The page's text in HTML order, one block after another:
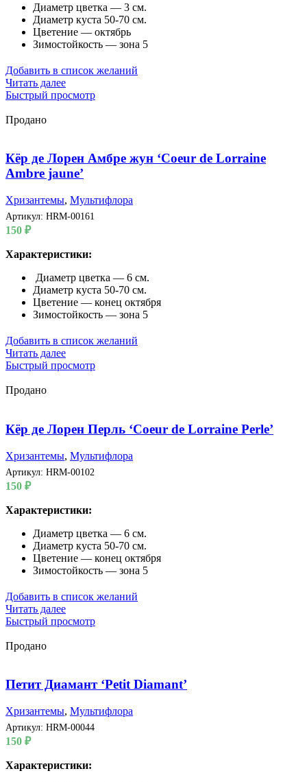
Диаметр цветка — 3 см.
Диаметр куста 50-70 см.
Цветение — октябрь
Зимостойкость — зона 5
Добавить в список желаний
Читать далее
Быстрый просмотр
Продано
Кёр де Лорен Амбре жун ‘Coeur de Lorraine
Ambre jaune’
Хризантемы, Мультифлора
Артикул: HRM-00161
150 ₽
Характеристики:
Диаметр цветка — 6 см.
Диаметр куста 50-70 см.
Цветение — конец октября
Зимостойкость — зона 5
Добавить в список желаний
Читать далее
Быстрый просмотр
Продано
Кёр де Лорен Перль ‘Coeur de Lorraine Perle’
Хризантемы, Мультифлора
Артикул: HRM-00102
150 ₽
Характеристики:
Диаметр цветка — 6 см.
Диаметр куста 50-70 см.
Цветение — конец октября
Зимостойкость — зона 5
Добавить в список желаний
Читать далее
Быстрый просмотр
Продано
Петит Диамант ‘Petit Diamant’
Хризантемы, Мультифлора
Артикул: HRM-00044
150 ₽
Характеристики: